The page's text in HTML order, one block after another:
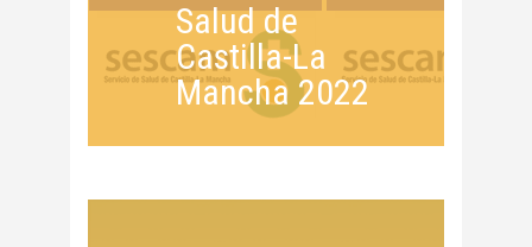
Salud de
Castilla-La
Mancha 2022